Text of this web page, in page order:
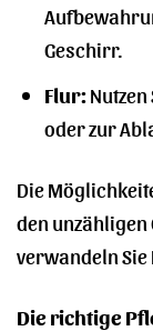
Geschirr.
Flur:Nutzen
oder zur
Die
den
verwandeln Sie
Die richtige